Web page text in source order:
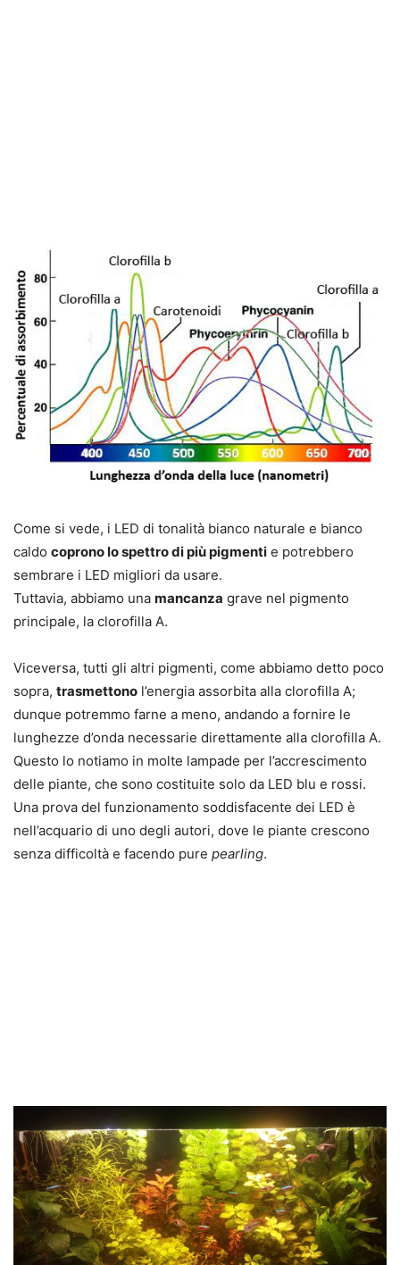
Come si vede, i LED di tonalità bianco naturale e bianco
caldo coprono lo spettro di più pigmenti e potrebbero
sembrare i LED migliori da usare.
Tuttavia, abbiamo una mancanza grave nel pigmento
principale, la clorofilla A.
Viceversa, tutti gli altri pigmenti, come abbiamo detto poco
sopra, trasmettono l’energia assorbita alla clorofilla A;
dunque potremmo farne a meno, andando a fornire le
lunghezze d’onda necessarie direttamente alla clorofilla A.
Questo lo notiamo in molte lampade per l’accrescimento
delle piante, che sono costituite solo da LED blu e rossi.
Una prova del funzionamento soddisfacente dei LED è
nell’acquario di uno degli autori, dove le piante crescono
senza difficoltà e facendo pure pearling.